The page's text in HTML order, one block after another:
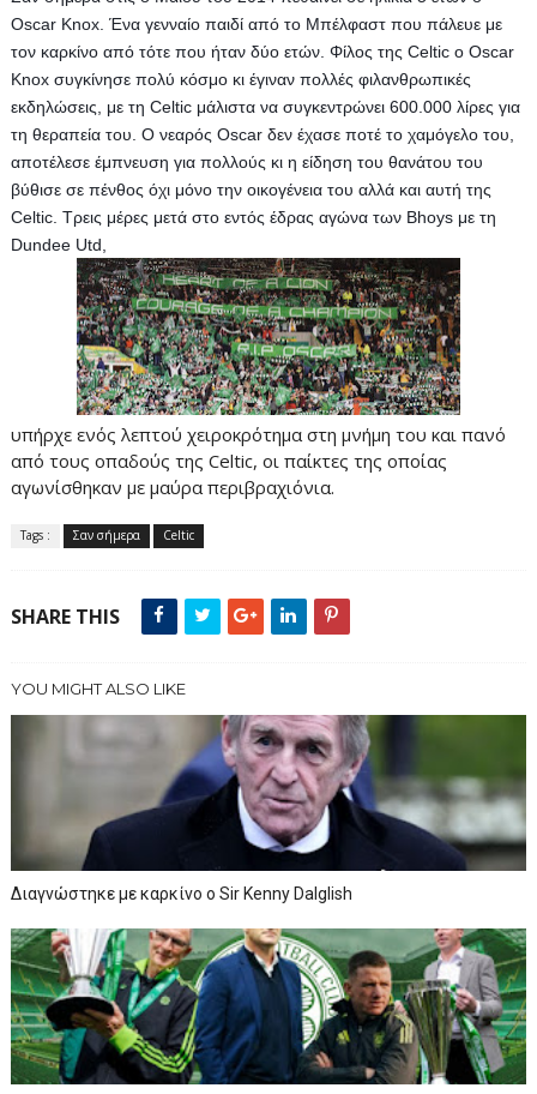
Oscar Knox. Ένα γενναίο παιδί από το Μπέλφαστ που πάλευε με
τον καρκίνο από τότε που ήταν δύο ετών. Φίλος της Celtic ο Oscar
Knox συγκίνησε πολύ κόσμο κι έγιναν πολλές φιλανθρωπικές
εκδηλώσεις, με τη Celtic μάλιστα να συγκεντρώνει 600.000 λίρες για
τη θεραπεία του. Ο νεαρός Oscar δεν έχασε ποτέ το χαμόγελο του,
αποτέλεσε έμπνευση για πολλούς κι η είδηση του θανάτου του
βύθισε σε πένθος όχι μόνο την οικογένεια του αλλά και αυτή της
Celtic. Tρεις μέρες μετά στο εντός έδρας αγώνα των Bhoys με τη
Dundee Utd,
υπήρχε ενός λεπτού χειροκρότημα στη μνήμη του και πανό
από τους οπαδούς της Celtic, οι παίκτες της οποίας
αγωνίσθηκαν με μαύρα περιβραχιόνια.
Tags : Σαν σήμερα Celtic
SHARE THIS
YOU MIGHT ALSO LIKE
Διαγνώστηκε με καρκίνο ο Sir Kenny Dalglish